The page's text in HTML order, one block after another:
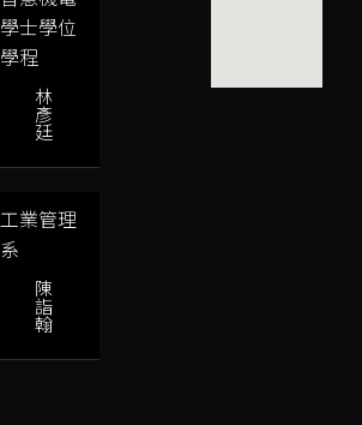
學士學位
學程
林
彥
廷
工業管理
系
陳
詣
翰